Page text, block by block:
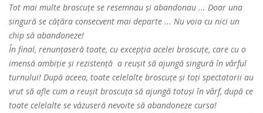
Tot mai multe broscuțe se resemnau și abandonau ... Doar una
singură se cățăra consecvent mai departe ... Nu voia cu nici un
chip să abandoneze!
În final, renunțaseră toate, cu excepția acelei broscuțe, care cu o
imensă ambiție și rezistență a reușit să ajungă singură în vârful
turnului! După aceea, toate celelalte broscuțe și toți spectatorii au
vrut să afle cum a reușit broscuța să ajungă totuși în vârf, după ce
toate celelalte se văzuseră nevoite să abandoneze cursa!